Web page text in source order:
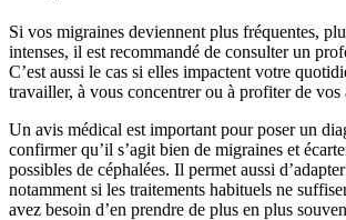
Si vos migraines deviennent plus fréquentes,
intenses, il est recommandé de consulter un
C’est aussi le cas si elles impactent votre
travailler, à vous concentrer ou à profiter de vos
Un avis médical est important pour poser un
confirmer qu’il s’agit bien de migraines et
possibles de céphalées. Il permet aussi
notamment si les traitements habituels ne
avez besoin d’en prendre de plus en plus